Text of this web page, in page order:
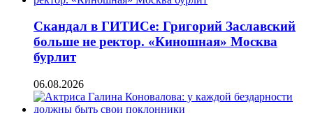
Скандал в ГИТИСе: Григорий Заславский
больше не ректор. «Киношная» Москва
бурлит
06.08.2026